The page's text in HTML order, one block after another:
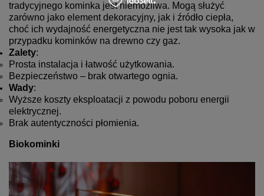
tradycyjnego kominka jest niemożliwa. Mogą służyć
zarówno jako element dekoracyjny, jak i źródło ciepła,
choć ich wydajność energetyczna nie jest tak wysoka jak w
przypadku kominków na drewno czy gaz.
Zalety:
Prosta instalacja i łatwość użytkowania.
Bezpieczeństwo – brak otwartego ognia.
Wady:
Wyższe koszty eksploatacji z powodu poboru energii
elektrycznej.
Brak autentyczności płomienia.
Biokominki